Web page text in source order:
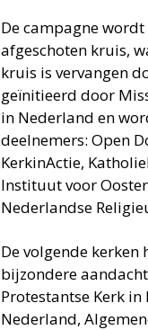
De campagne
afgeschoten kruis,
kruis is vervangen
geïnitieerd door
in Nederland en
deelnemers: Open
KerkinActie,
Instituut voor
Nederlandse
De volgende
bijzondere
Protestantse Kerk
Nederland,